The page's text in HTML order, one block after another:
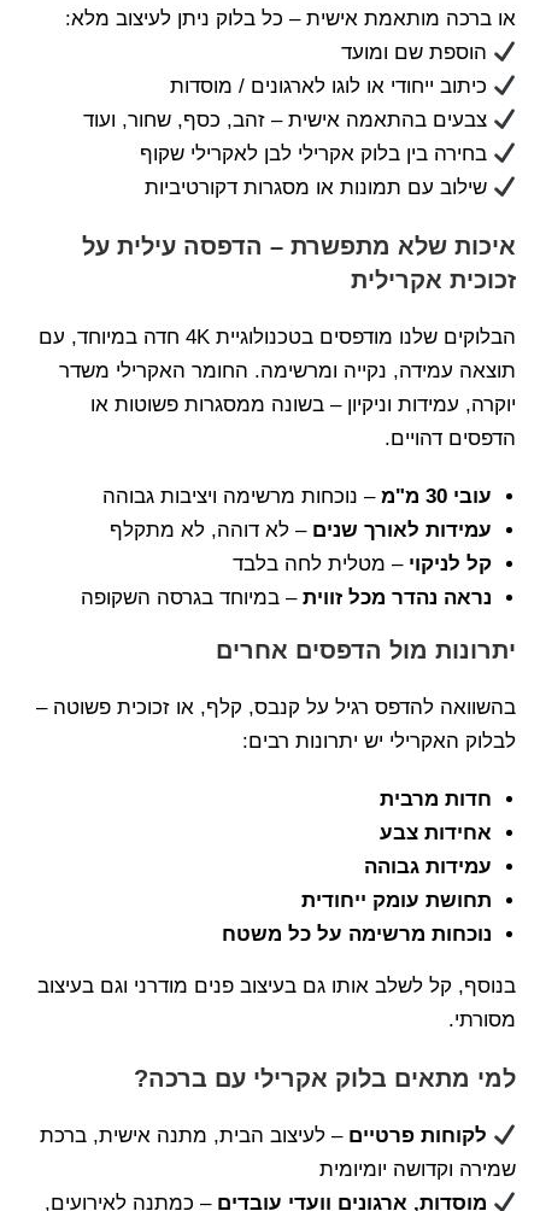
או ברכה מותאמת אישית – כל בלוק ניתן לעיצוב מלא:
הוספת שם ומועד
כיתוב ייחודי או לוגו לארגונים / מוסדות
צבעים בהתאמה אישית – זהב, כסף, שחור, ועוד
בחירה בין בלוק אקרילי לבן לאקרילי שקוף
שילוב עם תמונות או מסגרות דקורטיביות
איכות שלא מתפשרת – הדפסה עילית על
זכוכית אקרילית
הבלוקים שלנו מודפסים בטכנולוגיית 4K חדה במיוחד, עם
תוצאה עמידה, נקייה ומרשימה. החומר האקרילי משדר
יוקרה, עמידות וניקיון – בשונה ממסגרות פשוטות או
הדפסים דהויים.
עובי 30 מ"מ
– נוכחות מרשימה ויציבות גבוהה
עמידות לאורך שנים – לא דוהה, לא מתקלף
קל לניקוי – מטלית לחה בלבד
נראה נהדר מכל זווית – במיוחד בגרסה השקופה
יתרונות מול הדפסים אחרים
בהשוואה להדפס רגיל על קנבס, קלף, או זכוכית פשוטה –
לבלוק האקרילי יש יתרונות רבים:
חדות מרבית
אחידות צבע
עמידות גבוהה
תחושת עומק ייחודית
נוכחות מרשימה על כל משטח
בנוסף, קל לשלב אותו גם בעיצוב פנים מודרני וגם בעיצוב
מסורתי.
למי מתאים בלוק אקרילי עם ברכה?
לקוחות פרטיים – לעיצוב הבית, מתנה אישית, ברכת
שמירה וקדושה יומיומית
מוסדות, ארגונים וועדי עובדים – כמתנה לאירועים,